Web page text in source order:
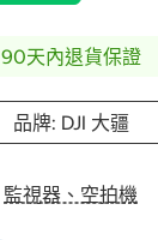
90天內退貨保證
品牌: DJI 大疆
監視器、空拍機